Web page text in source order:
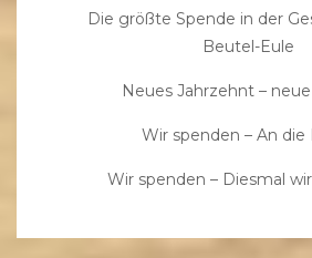
Die größte Spende in der
Beutel-Eule
Neues Jahrzehnt –
Wir spenden – An die
Wir spenden – Diesmal